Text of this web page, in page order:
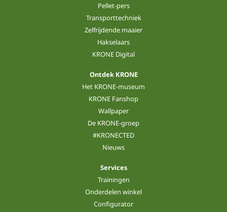
Pellet-pers
Transporttechniek
Zelfrijdende maaier
Hakselaars
KRONE Digital
Ontdek KRONE
Het KRONE-museum
KRONE Fanshop
Wallpaper
De KRONE-groep
#KRONECTED
Nieuws
Services
Trainingen
Onderdelen winkel
Configurator